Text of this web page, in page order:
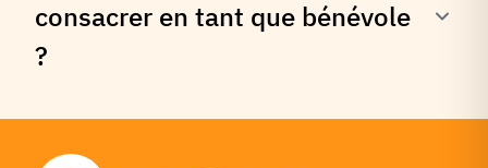
consacrer en tant que bénévole
?